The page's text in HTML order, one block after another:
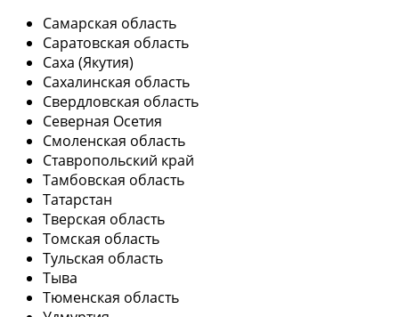
Самарская область
Саратовская область
Саха (Якутия)
Сахалинская область
Свердловская область
Северная Осетия
Смоленская область
Ставропольский край
Тамбовская область
Татарстан
Тверская область
Томская область
Тульская область
Тыва
Тюменская область